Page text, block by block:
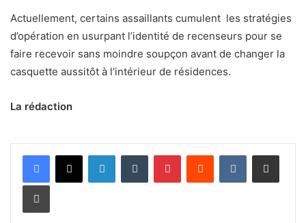
Actuellement, certains assaillants cumulent les stratégies
d’opération en usurpant l’identité de recenseurs pour se
faire recevoir sans moindre soupçon avant de changer la
casquette aussitôt à l’intérieur de résidences.
La rédaction